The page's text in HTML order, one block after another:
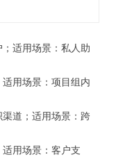
；适用场景：私人助
用场景：项目组内
渠道；适用场景：跨
适用场景：客户支